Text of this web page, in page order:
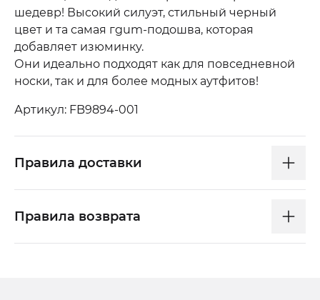
шедевр! Высокий силуэт, стильный черный
цвет и та самая гgum-подошва, которая
добавляет изюминку.
Они идеально подходят как для повседневной
носки, так и для более модных аутфитов!
Артикул: FB9894-001
Правила доставки
Правила возврата